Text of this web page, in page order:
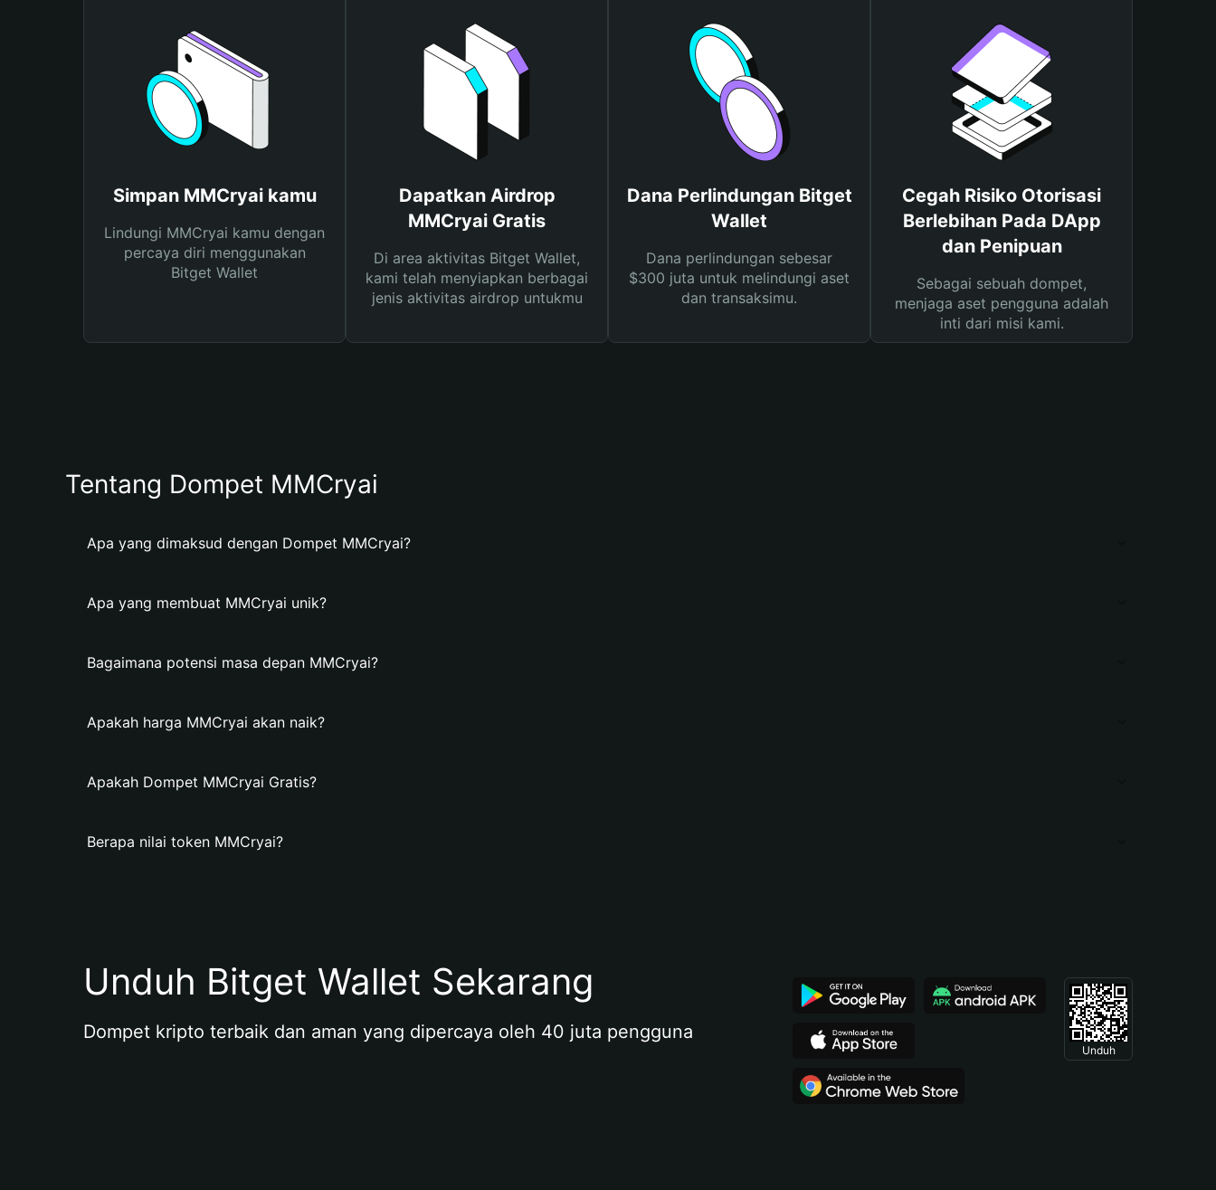
Simpan MMCryai kamu
Lindungi MMCryai kamu dengan
percaya diri menggunakan
Bitget Wallet
Dapatkan Airdrop
MMCryai Gratis
Di area aktivitas Bitget Wallet,
kami telah menyiapkan berbagai
jenis aktivitas airdrop untukmu
Dana Perlindungan Bitget
Wallet
Dana perlindungan sebesar
$300 juta untuk melindungi aset
dan transaksimu.
Cegah Risiko Otorisasi
Berlebihan Pada DApp
dan Penipuan
Sebagai sebuah dompet,
menjaga aset pengguna adalah
inti dari misi kami.
Tentang Dompet MMCryai
Apa yang dimaksud dengan Dompet MMCryai?
Apa yang membuat MMCryai unik?
Bagaimana potensi masa depan MMCryai?
Apakah harga MMCryai akan naik?
Apakah Dompet MMCryai Gratis?
Berapa nilai token MMCryai?
Unduh Bitget Wallet Sekarang
Dompet kripto terbaik dan aman yang dipercaya oleh 40 juta pengguna
Unduh